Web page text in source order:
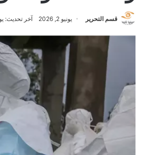
قسم التحرير يونيو 2, 2026 آخر تحديث: يونيو